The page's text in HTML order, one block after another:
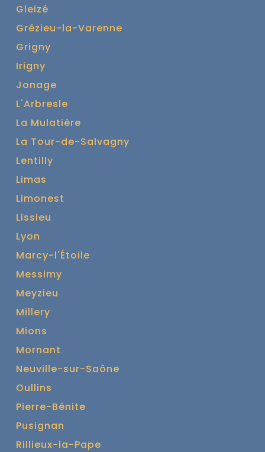
Gleizé
Grézieu-la-Varenne
Grigny
Irigny
Jonage
L'Arbresle
La Mulatière
La Tour-de-Salvagny
Lentilly
Limas
Limonest
Lissieu
Lyon
Marcy-l'Étoile
Messimy
Meyzieu
Millery
Mions
Mornant
Neuville-sur-Saône
Oullins
Pierre-Bénite
Pusignan
Rillieux-la-Pape